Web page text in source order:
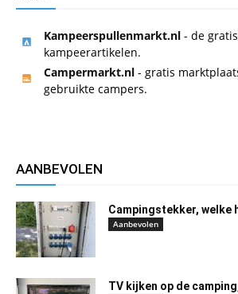
Kampeerspullenmarkt.nl - de
kampeerartikelen.
Campermarkt.nl - gratis
gebruikte campers.
AANBEVOLEN
Campingstekker, welke
Aanbevolen
TV kijken op de